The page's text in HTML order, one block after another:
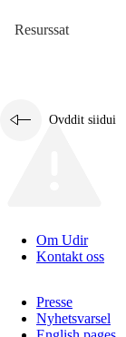
Resurssat
Ovddit siidui
Om Udir
Kontakt oss
Presse
Nyhetsvarsel